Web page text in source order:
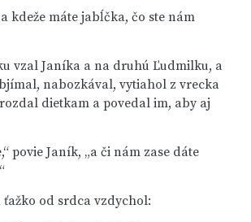
kdeže máte jabĺčka, čo ste nám
vzal Janíka a na druhú Ľudmilku, a
nabozkával, vytiahol z vrecka
dietkam a povedal im, aby aj
povie Janík, „a či nám zase dáte
od srdca vzdychol: